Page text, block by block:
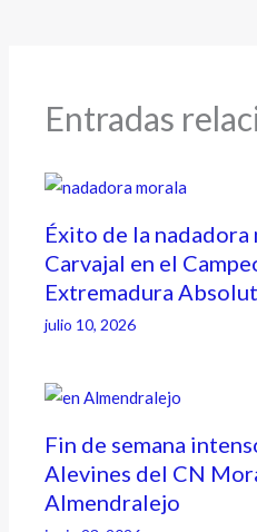
Entradas
Éxito de la nadadora
Carvajal en el
Extremadura
julio 10, 2026
Fin de semana
Alevines del CN
Almendralejo